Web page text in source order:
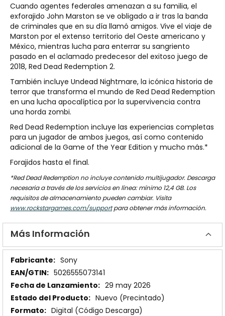
Cuando agentes federales amenazan a su familia, el
exforajido John Marston se ve obligado a ir tras la banda
de criminales que en su día llamó amigos. Vive el viaje de
Marston por el extenso territorio del Oeste americano y
México, mientras lucha para enterrar su sangriento
pasado en el aclamado predecesor del exitoso juego de
2018, Red Dead Redemption 2.
También incluye Undead Nightmare, la icónica historia de
terror que transforma el mundo de Red Dead Redemption
en una lucha apocalíptica por la supervivencia contra
una horda zombi.
Red Dead Redemption incluye las experiencias completas
para un jugador de ambos juegos, así como contenido
adicional de la Game of the Year Edition y mucho más.*
Forajidos hasta el final.
*Red Dead Redemption no incluye contenido multijugador. Descarga
necesaria a través de los servicios en línea: mínimo 12,4 GB. Los
requisitos de almacenamiento pueden cambiar. Visita
www.rockstargames.com/supportpara obtener más información.
Más Información
Más
Información
Sony
5026555073141
29 may 2026
Nuevo (Precintado)
Digital (Código Descarga)